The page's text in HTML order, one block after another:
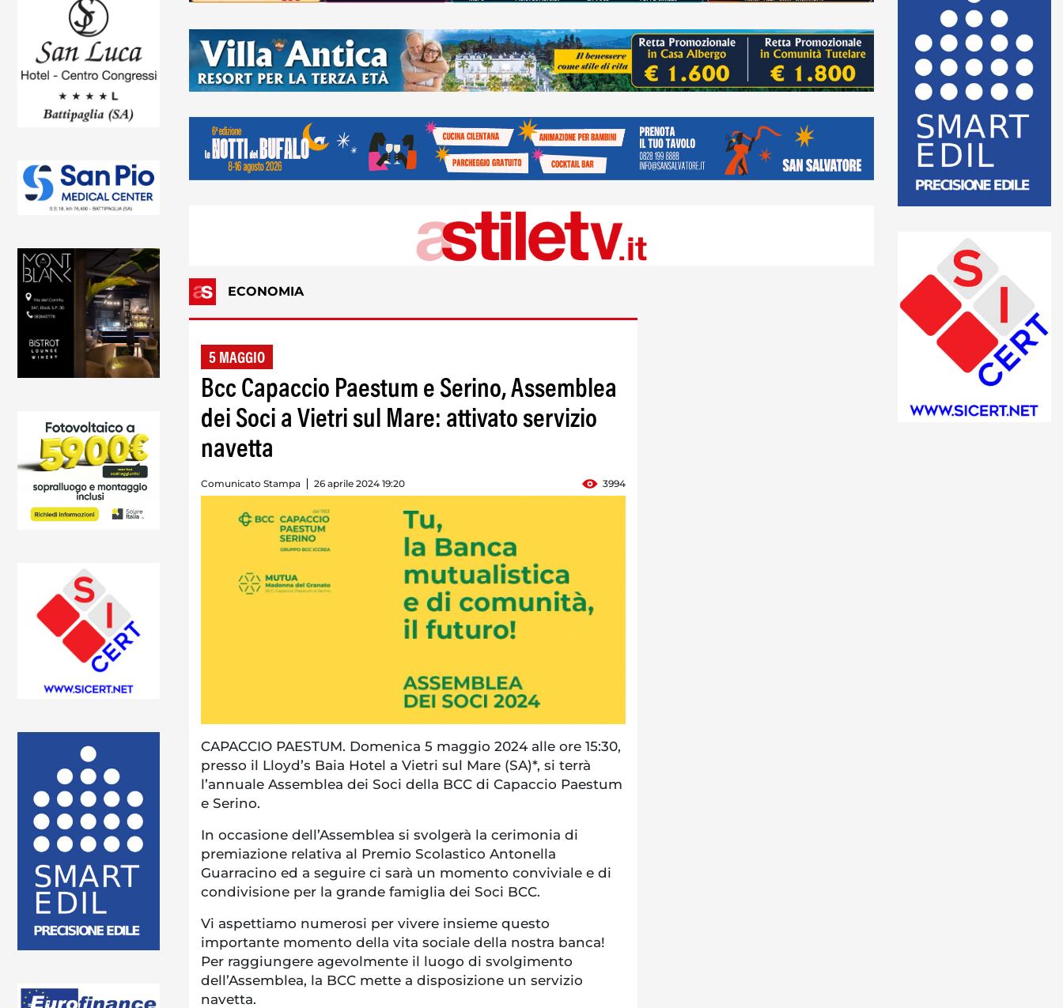
ECONOMIA
5 MAGGIO
Bcc Capaccio Paestum e Serino, Assemblea
dei Soci a Vietri sul Mare: attivato servizio
navetta
Comunicato Stampa 26 aprile 2024 19:20 3994
CAPACCIO PAESTUM. Domenica 5 maggio 2024 alle ore 15:30,
presso il Lloyd’s Baia Hotel a Vietri sul Mare (SA)*, si terrà
l’annuale Assemblea dei Soci della BCC di Capaccio Paestum
e Serino.
In occasione dell’Assemblea si svolgerà la cerimonia di
premiazione relativa al Premio Scolastico Antonella
Guarracino ed a seguire ci sarà un momento conviviale e di
condivisione per la grande famiglia dei Soci BCC.
Vi aspettiamo numerosi per vivere insieme questo
importante momento della vita sociale della nostra banca!
Per raggiungere agevolmente il luogo di svolgimento
dell’Assemblea, la BCC mette a disposizione un servizio
navetta.